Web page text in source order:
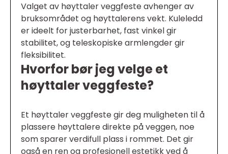
Valget av høyttaler veggfeste avhenger av
bruksområdet og høyttalerens vekt. Kuleledd
er ideelt for justerbarhet, fast vinkel gir
stabilitet, og teleskopiske armlengder gir
fleksibilitet.
Hvorfor bør jeg velge et
høyttaler veggfeste?
Et høyttaler veggfeste gir deg muligheten til å
plassere høyttalere direkte på veggen, noe
som sparer verdifull plass i rommet. Det gir
også en ren og profesjonell estetikk ved å